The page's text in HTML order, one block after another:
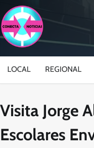
to
content
LOCAL REGIONAL
Visita Jorge
Escolares